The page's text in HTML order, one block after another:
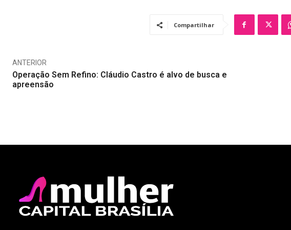
Compartilhar
ANTERIOR
Operação Sem Refino: Cláudio Castro é alvo de busca e
apreensão